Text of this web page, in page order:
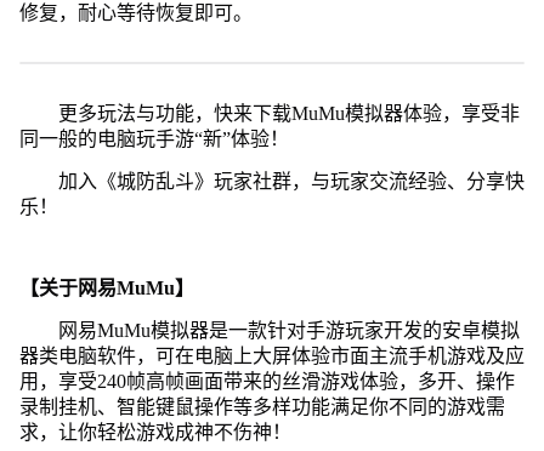
修复，耐心等待恢复即可。
更多玩法与功能，快来下载MuMu模拟器体验，享受非
同一般的电脑玩手游“新”体验！
加入《城防乱斗》玩家社群，与玩家交流经验、分享快
乐！
【关于网易MuMu】
网易MuMu模拟器是一款针对手游玩家开发的安卓模拟
器类电脑软件，可在电脑上大屏体验市面主流手机游戏及应
用，享受240帧高帧画面带来的丝滑游戏体验，多开、操作
录制挂机、智能键鼠操作等多样功能满足你不同的游戏需
求，让你轻松游戏成神不伤神！